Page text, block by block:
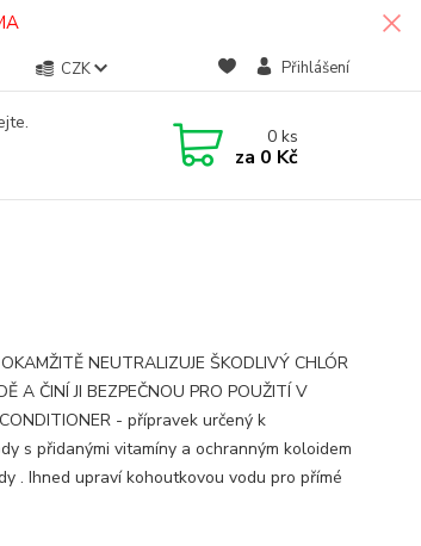
CZK Přihlášení
0ks
za 0 Kč
NEUTRALIZUJE ŠKODLIVÝ CHLÓR
A ČINÍ JI BEZPEČNOU PRO POUŽITÍ V
- přípravek určený k
s přidanými vitamíny a ochranným koloidem
. Ihned upraví kohoutkovou vodu pro přímé